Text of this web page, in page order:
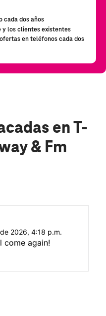
en T-
& Fm
2026, 4:18 p.m.
come again!